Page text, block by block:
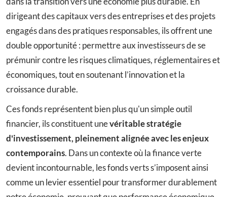
dirigeant des capitaux vers des entreprises et des projets
engagés dans des pratiques responsables, ils offrent une
double opportunité : permettre aux investisseurs de se
prémunir contre les risques climatiques, réglementaires et
économiques, tout en soutenant l’innovation et la
croissance durable.
Ces fonds représentent bien plus qu'un simple outil
financier, ils constituent unevéritable stratégie
d'investissement, pleinement alignée avec les enjeux
contemporains. Dans un contexte où la finance verte
devient incontournable, les fonds verts s’imposent ainsi
comme un levier essentiel pour transformer durablement